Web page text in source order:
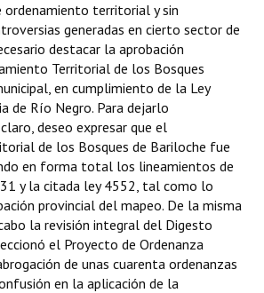
ordenamiento territorial y sin
generadas en cierto sector de
destacar la aprobación
Territorial de los Bosques
en cumplimiento de la Ley
de Río Negro. Para dejarlo
deseo expresar que el
de los Bosques de Bariloche fue
en forma total los lineamientos de
y la citada ley 4552, tal como lo
provincial del mapeo. De la misma
la revisión integral del Digesto
el Proyecto de Ordenanza
de unas cuarenta ordenanzas
en la aplicación de la